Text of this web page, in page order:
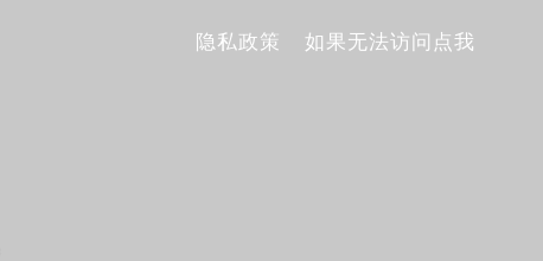
隐私政策 如果无法访问点我